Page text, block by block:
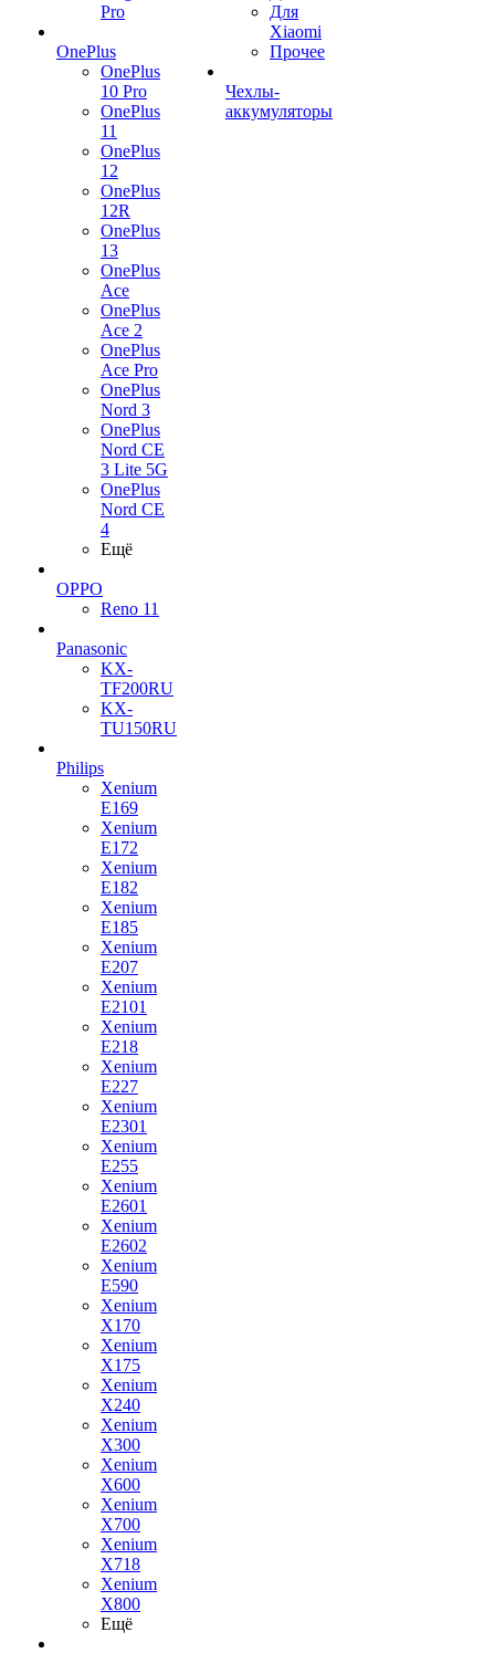
Pro
OnePlus
OnePlus
10 Pro
OnePlus
11
OnePlus
12
OnePlus
12R
OnePlus
13
OnePlus
Ace
OnePlus
Ace 2
OnePlus
Ace Pro
OnePlus
Nord 3
OnePlus
Nord CE
3 Lite 5G
OnePlus
Nord CE
4
Ещё
OPPO
Reno 11
Panasonic
KX-
TF200RU
KX-
TU150RU
Philips
Xenium
E169
Xenium
E172
Xenium
E182
Xenium
E185
Xenium
E207
Xenium
E2101
Xenium
E218
Xenium
E227
Xenium
E2301
Xenium
E255
Xenium
E2601
Xenium
E2602
Xenium
E590
Xenium
X170
Xenium
X175
Xenium
X240
Xenium
X300
Xenium
X600
Xenium
X700
Xenium
X718
Xenium
X800
Ещё
Для
Xiaomi
Прочее
Чехлы-
аккумуляторы